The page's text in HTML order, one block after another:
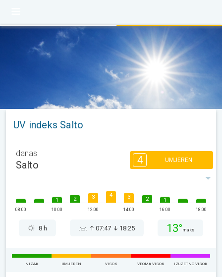
UV indeks Salto
danas
Salto 4 UMJEREN
08:00
1
10:00
2 3
12:00
4 3
14:00
2 1
16:00 18:00
8 h 07:47 18:25 13° maks
NIZAK UMJEREN VISOK VEOMA VISOK IZUZETNO VISOK